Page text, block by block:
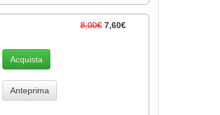
8,00€ 7,60€
Acquista
Anteprima